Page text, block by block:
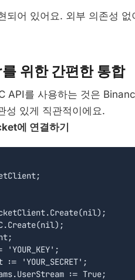
되어 있어요. 외부 의존성 없
위한 간편한 통합
API를 사용하는 것은
성 있게 직관적이에요.
에 연결하기
'YOUR_KEY';
:= 'YOUR_SECRET';
:= True;